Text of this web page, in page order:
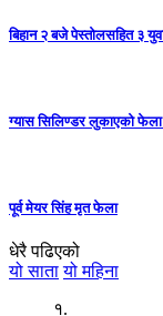
बिहान २ बजे पेस्तोलसहित ३
ग्यास सिलिण्डर लुकाएको फेला
पूर्व मेयर सिंह मृत फेला
धेरै पढिएको
यो साता यो महिना
१.